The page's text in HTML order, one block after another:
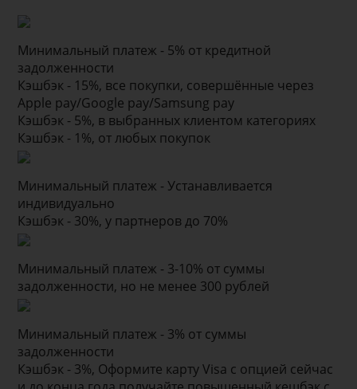
Минимальный платеж - 5% от кредитной
задолженности
Кэшбэк - 15%, все покупки, совершённые через
Apple pay/Google pay/Samsung pay
Кэшбэк - 5%, в выбранных клиентом категориях
Кэшбэк - 1%, от любых покупок
Минимальный платеж - Устанавливается
индивидуально
Кэшбэк - 30%, у партнеров до 70%
Минимальный платеж - 3-10% от суммы
задолженности, но не менее 300 рублей
Минимальный платеж - 3% от суммы
задолженности
Кэшбэк - 3%, Оформите карту Visa с опцией сейчас